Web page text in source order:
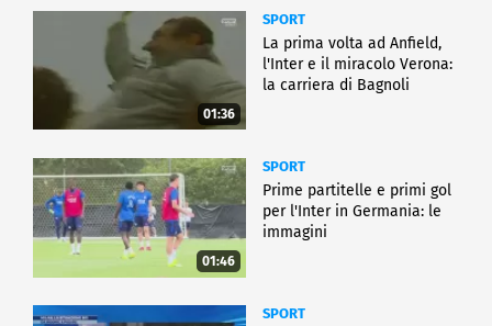
01:36
SPORT
La prima volta ad Anfield,
l'Inter e il miracolo Verona:
la carriera di Bagnoli
01:46
SPORT
Prime partitelle e primi gol
per l'Inter in Germania: le
immagini
SPORT